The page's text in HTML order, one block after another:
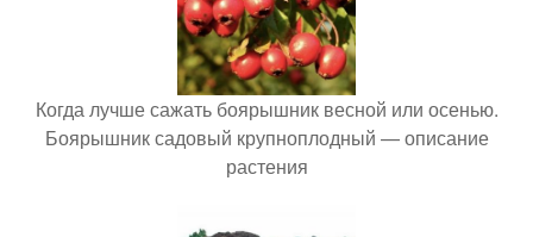
Когда лучше сажать боярышник весной или осенью.
Боярышник садовый крупноплодный — описание
растения